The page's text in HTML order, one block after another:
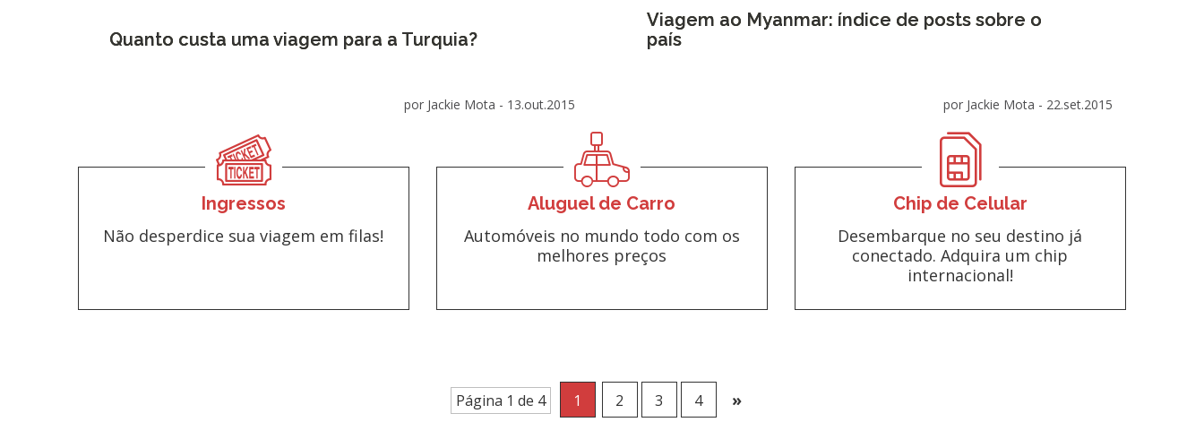
Quanto custa uma viagem para a Turquia?
por Jackie Mota - 13.out.2015
Viagem ao Myanmar: índice de posts sobre o
país
por Jackie Mota - 22.set.2015
Ingressos
Não desperdice sua viagem em filas!
Aluguel de Carro
Automóveis no mundo todo com os
melhores preços
Chip de Celular
Desembarque no seu destino já
conectado. Adquira um chip
internacional!
Página 1 de 4 1 2 3 4 »